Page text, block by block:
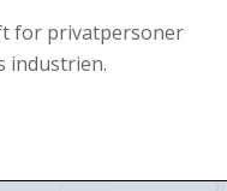
for privatpersoner
industrien.